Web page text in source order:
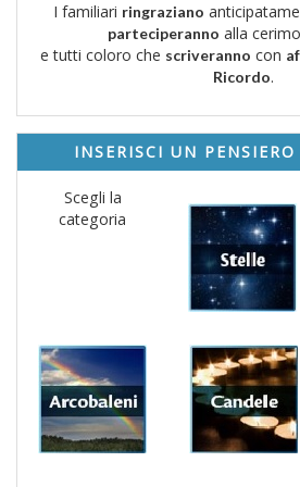
I familiari ringraziano
parteciperanno alla
e tutti coloro che scriveranno con
Ricordo.
INSERISCI UN
Scegli la
categoria